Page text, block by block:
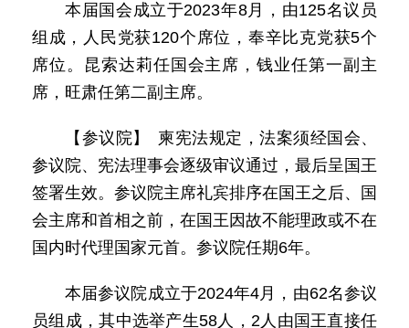
本届国会成立于2023年8月，由125名议员
组成，人民党获120个席位，奉辛比克党获5个
席位。昆索达莉任国会主席，钱业任第一副主
席，旺肃任第二副主席。
【参议院】 柬宪法规定，法案须经国会、
参议院、宪法理事会逐级审议通过，最后呈国王
签署生效。参议院主席礼宾排序在国王之后、国
会主席和首相之前，在国王因故不能理政或不在
国内时代理国家元首。参议院任期6年。
本届参议院成立于2024年4月，由62名参议
员组成，其中选举产生58人，2人由国王直接任